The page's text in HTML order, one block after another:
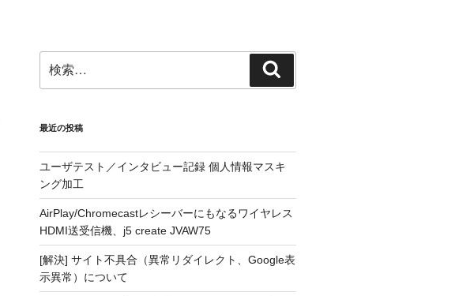
索:
索
最近の投稿
ユーザテスト／インタビュー記録 個人情報マスキ
ング加工
AirPlay/Chromecastレシーバーにもなるワイヤレス
HDMI送受信機、j5 create JVAW75
[解決] サイト不具合（異常リダイレクト、Google表
示異常）について